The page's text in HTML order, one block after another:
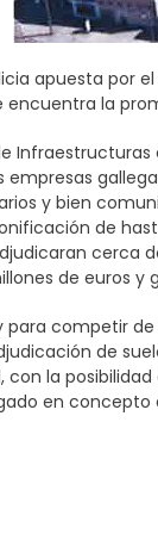
apuesta por
encuentra la
empresas
y bien
de
de euros y
para competir
de
con la
en concepto